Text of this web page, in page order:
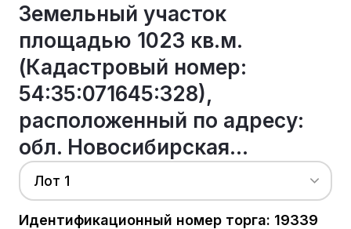
Земельный участок
площадью 1023 кв.м.
(Кадастровый номер:
54:35:071645:328),
расположенный по адресу:
обл. Новосибирская...
Лот 1
Идентификационный номер торга: 19339